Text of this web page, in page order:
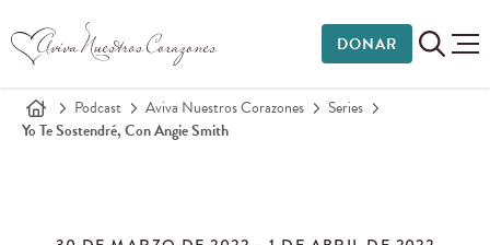
DONAR
Podcast Aviva Nuestros Corazones
Series
Yo Te Sostendré, Con Angie Smith